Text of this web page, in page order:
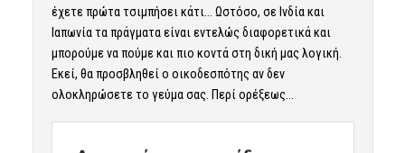
έχετε πρώτα τσιμπήσει κάτι… Ωστόσο, σε Ινδία και
Ιαπωνία τα πράγματα είναι εντελώς διαφορετικά και
μπορούμε να πούμε και πιο κοντά στη δική μας λογική.
Εκεί, θα προσβληθεί ο οικοδεσπότης αν δεν
ολοκληρώσετε το γεύμα σας. Περί ορέξεως…